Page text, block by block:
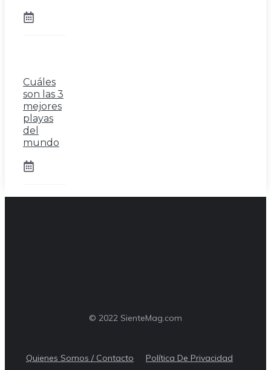
Cuáles
son las 3
mejores
playas
del
mundo
© 2022 SienteMag.com
Quienes Somos / Contacto Política De Privacidad